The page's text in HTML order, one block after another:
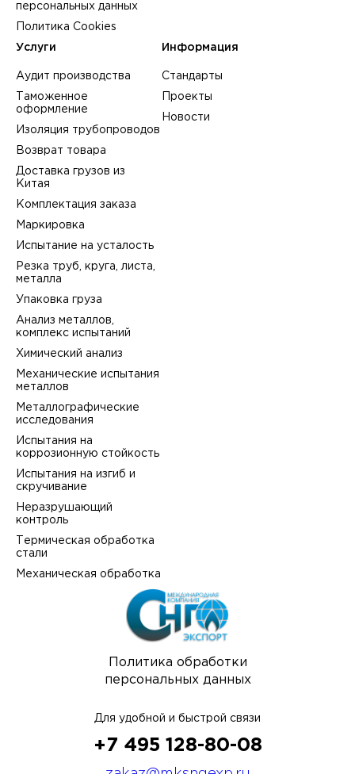
Политика обработки
персональных данных
персональных данных
Политика Cookies
Услуги
Аудит производства
Таможенное
оформление
Изоляция трубопроводов
Возврат товара
Доставка грузов из
Китая
Комплектация заказа
Маркировка
Испытание на усталость
Резка труб, круга, листа,
металла
Упаковка груза
Анализ металлов,
комплекс испытаний
Химический анализ
Механические испытания
металлов
Металлографические
исследования
Испытания на
коррозионную стойкость
Испытания на изгиб и
скручивание
Неразрушающий
контроль
Термическая обработка
стали
Механическая обработка
Информация
Стандарты
Проекты
Новости
Для удобной и быстрой связи
+7 495 128-80-08